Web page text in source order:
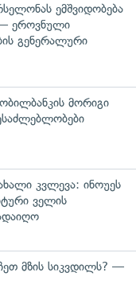
ემშვიდობება
ეროვნული
გენერალური
მორიგი
კვლევა: ინოუეს
ველის
მზის სიკვდილს? —